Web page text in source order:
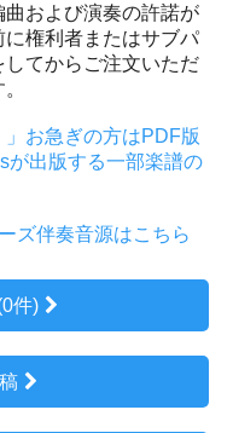
および演奏の許諾が
権利者またはサブパ
てからご注文いただ
お急ぎの方はPDF版
が出版する一部楽譜の
ズ伴奏音源はこちら
件)